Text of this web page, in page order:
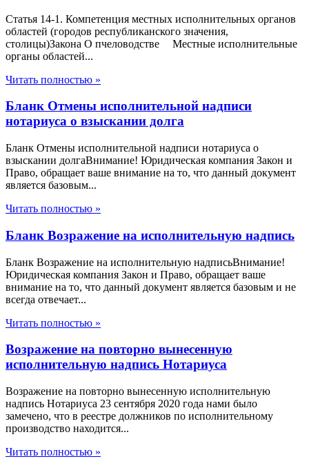
Статья 14-1. Компетенция местных исполнительных органов
областей (городов республиканского значения,
столицы)Закона О пчеловодстве Местные исполнительные
органы областей...
Читать полностью »
Бланк Отмены исполнительной надписи
нотариуса о взыскании долга
Бланк Отмены исполнительной надписи нотариуса о
взыскании долгаВнимание! Юридическая компания Закон и
Право, обращает ваше внимание на то, что данный документ
является базовым...
Читать полностью »
Бланк Возражение на исполнительную надпись
Бланк Возражение на исполнительную надписьВнимание!
Юридическая компания Закон и Право, обращает ваше
внимание на то, что данный документ является базовым и не
всегда отвечает...
Читать полностью »
Возражение на повторно вынесенную
исполнительную надпись Нотариуса
Возражение на повторно вынесенную исполнительную
надпись Нотариуса 23 сентября 2020 года нами было
замечено, что в реестре должников по исполнительному
производство находится...
Читать полностью »